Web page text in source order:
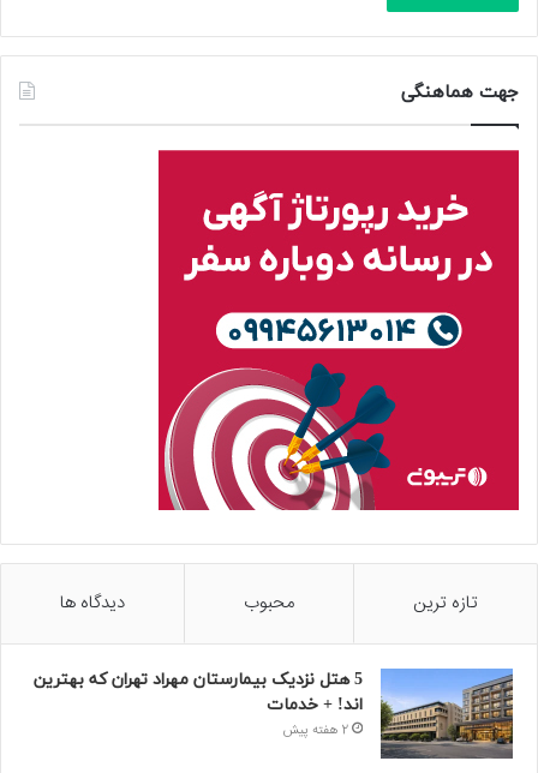
جهت هماهنگی
تازه ترین محبوب دیدگاه ها
5 هتل نزدیک بیمارستان مهراد تهران که بهترین‌
اند! + خدمات
2 هفته پیش